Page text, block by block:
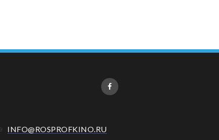
INFO@ROSPROFKINO.RU